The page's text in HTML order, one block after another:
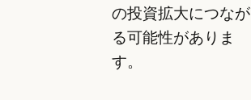
の投資拡大につなが
る可能性がありま
す。